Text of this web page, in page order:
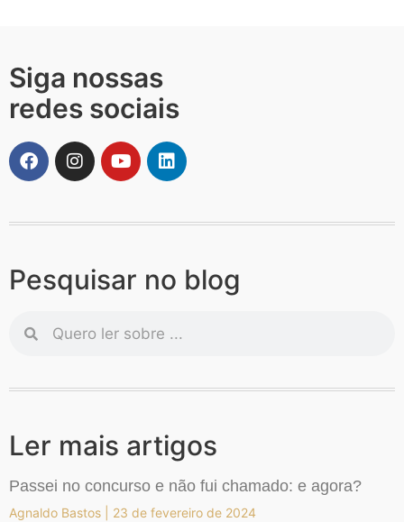
Siga nossas
redes sociais
Pesquisar no blog
Ler mais artigos
Passei no concurso e não fui chamado: e agora?
Agnaldo Bastos
23 de fevereiro de 2024